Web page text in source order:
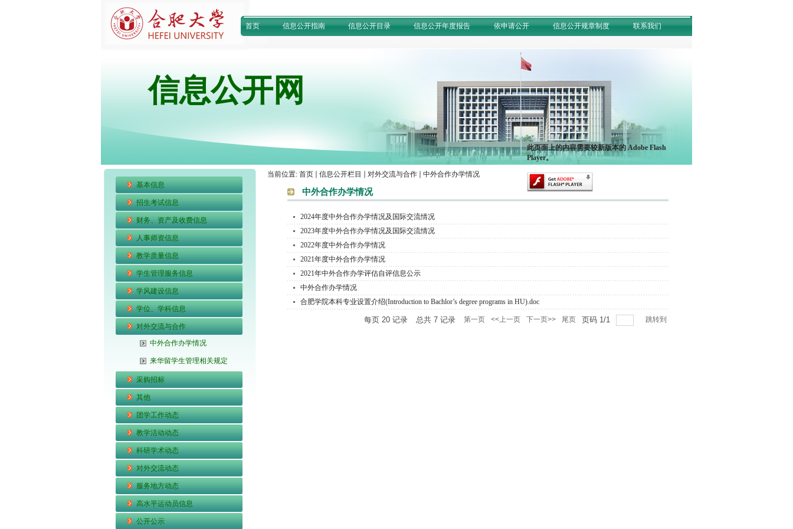
首页 信息公开指南 信息公开目录 信息公开年度报告 依申请公开 信息公开规章制度 联系我们
信息公开网
此页面上的内容需要较新版本的 Adobe Flash
Player。
基本信息
招生考试信息
财务、资产及收费信息
人事师资信息
教学质量信息
学生管理服务信息
学风建设信息
学位、学科信息
对外交流与合作
中外合作办学情况
来华留学生管理相关规定
采购招标
其他
团学工作动态
教学活动动态
科研学术动态
对外交流动态
服务地方动态
高水平运动员信息
公开公示
当前位置: 首页 信息公开栏目 对外交流与合作 中外合作办学情况
中外合作办学情况
2024年度中外合作办学情况及国际交流情况
2023年度中外合作办学情况及国际交流情况
2022年度中外合作办学情况
2021年度中外合作办学情况
2021年中外合作办学评估自评信息公示
中外合作办学情况
合肥学院本科专业设置介绍(Introduction to Bachlor’s degree programs in HU).doc
每页 20 记录 总共 7 记录 第一页 <<上一页 下一页>> 尾页 页码 1/1 跳转到